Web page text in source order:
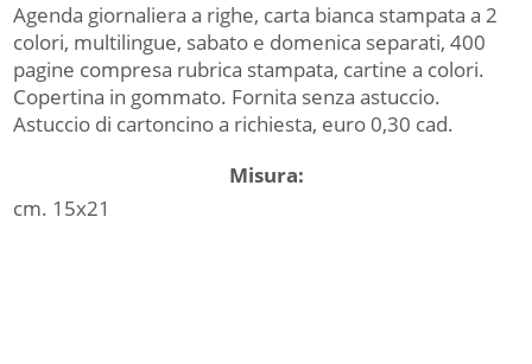
Agenda giornaliera a righe, carta bianca stampata a 2
colori, multilingue, sabato e domenica separati, 400
pagine compresa rubrica stampata, cartine a colori.
Copertina in gommato. Fornita senza astuccio.
Astuccio di cartoncino a richiesta, euro 0,30 cad.
Misura:
cm. 15x21